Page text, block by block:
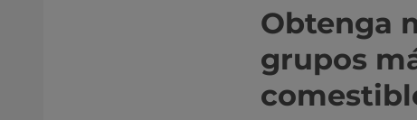
Obtenga
grupos